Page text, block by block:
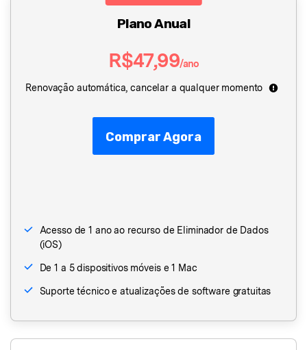
Plano Anual
R$47,99/ano
Renovação automática, cancelar a qualquer momento
Comprar Agora
Acesso de 1 ano ao recurso de Eliminador de Dados
(iOS)
De 1 a 5 dispositivos móveis e 1 Mac
Suporte técnico e atualizações de software gratuitas